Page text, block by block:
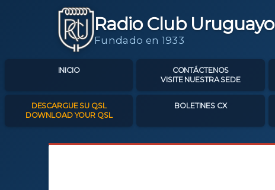
Radio Club Uruguayo
Fundado en 1933
INICIO
CONTÁCTENOS
VISITE NUESTRA SEDE
DESCARGUE SU QSL
DOWNLOAD YOUR QSL
BOLETINES CX